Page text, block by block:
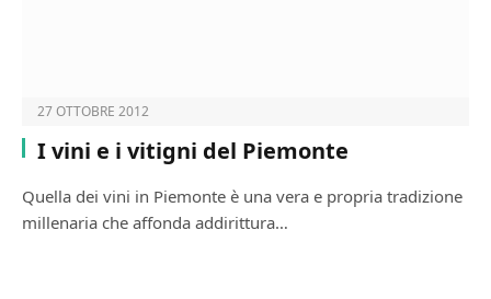
27 OTTOBRE 2012
I vini e i vitigni del Piemonte
Quella dei vini in Piemonte è una vera e propria tradizione
millenaria che affonda addirittura…